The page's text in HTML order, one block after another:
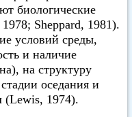
биологические
Sheppard, 1981).
условий среды,
и наличие
на структуру
оседания и
(Lewis, 1974).